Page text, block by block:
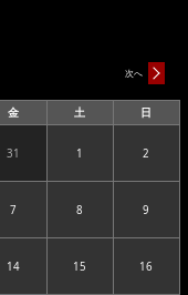
次へ
金
曜
土
曜
日
曜
312026.07.31 12026.08.01 2
72026.08.07 82026.08.08 9
142026.08.14 152026.08.15 16